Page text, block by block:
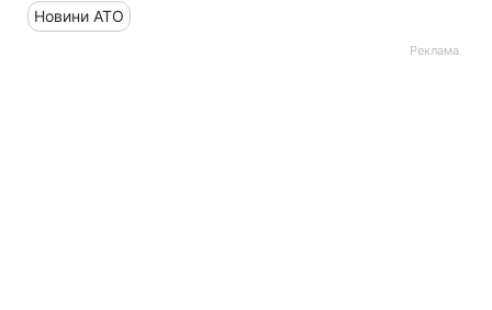
Новини АТО